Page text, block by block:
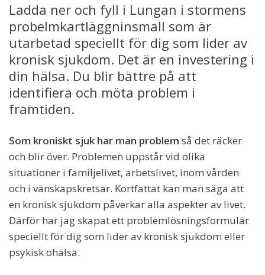
Ladda ner och fyll i Lungan i stormens
probelmkartläggninsmall som är
utarbetad speciellt för dig som lider av
kronisk sjukdom. Det är en investering i
din hälsa. Du blir bättre på att
identifiera och möta problem i
framtiden.
Som kroniskt sjuk har man problem så det räcker
och blir över. Problemen uppstår vid olika
situationer i familjelivet, arbetslivet, inom vården
och i vänskapskretsar. Kortfattat kan man säga att
en kronisk sjukdom påverkar alla aspekter av livet.
Därför har jag skapat ett problemlösningsformulär
speciellt för dig som lider av kronisk sjukdom eller
psykisk ohälsa.